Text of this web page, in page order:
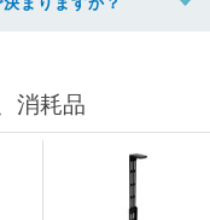
消耗品